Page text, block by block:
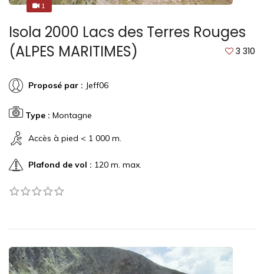
11
Isola 2000 Lacs des Terres Rouges
(ALPES MARITIMES)
3 310
Proposé par : Jeff06
Type : Montagne
Accès à pied < 1 000 m.
Plafond de vol : 120 m. max.